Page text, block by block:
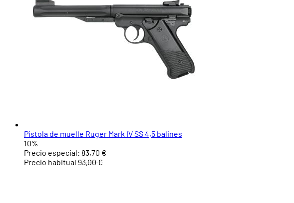
Pistola de muelle Ruger Mark IV SS 4,5 balines
10%
Precio especial: 83,70 €
Precio habitual 93,00 €